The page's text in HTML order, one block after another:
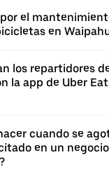
el
en
los repartidores
la app de Uber
cuando se
en un